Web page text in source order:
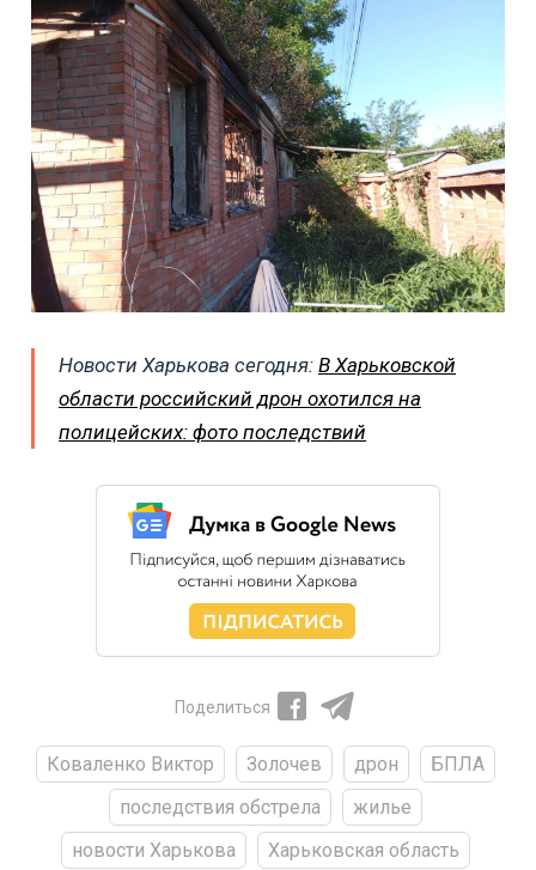
Новости Харькова сегодня: В Харьковской
области российский дрон охотился на
полицейских: фото последствий
Поделиться
Коваленко Виктор Золочев дрон
БПЛА
последствия обстрела
жилье
новости Харькова
Харьковская область